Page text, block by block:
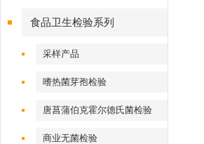
食品卫生检验系列
采样产品
嗜热菌芽孢检验
唐菖蒲伯克霍尔德氏菌检验
商业无菌检验